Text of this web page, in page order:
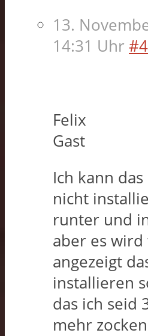
13.
14:31 Uhr
Felix
Gast
Ich kann
nicht
runter und
aber es
angezeigt
installieren
das ich seid
mehr